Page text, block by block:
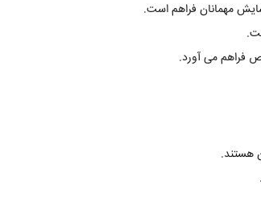
مهمانان فراهم است.
فراهم می آورد.
هستند.